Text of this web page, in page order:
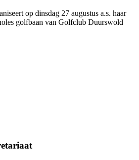
op dinsdag 27 augustus a.s. haar
golfbaan van Golfclub Duurswold